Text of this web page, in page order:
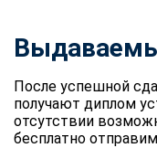
После успешной
получают диплом
отсутствии
бесплатно